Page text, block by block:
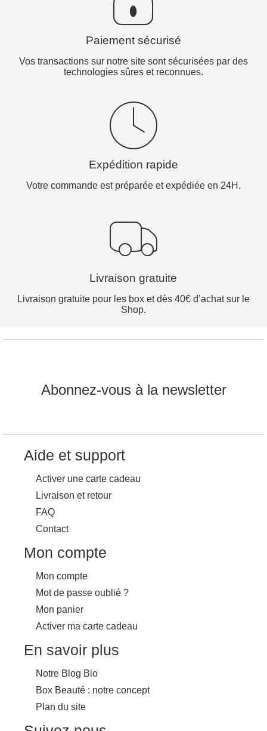
Paiement sécurisé
Vos transactions sur notre site sont sécurisées par des
technologies sûres et reconnues.
Expédition rapide
Votre commande est préparée et expédiée en 24H.
Livraison gratuite
Livraison gratuite pour les box et dès 40€ d’achat sur le
Shop.
Abonnez-vous à la newsletter
Aide et support
Activer une carte cadeau
Livraison et retour
FAQ
Contact
Mon compte
Mon compte
Mot de passe oublié ?
Mon panier
Activer ma carte cadeau
En savoir plus
Notre Blog Bio
Box Beauté : notre concept
Plan du site